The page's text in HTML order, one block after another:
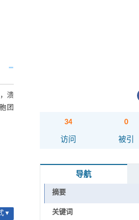
溃
团
▾
34
访问
0
被引
导航
摘要
关键词